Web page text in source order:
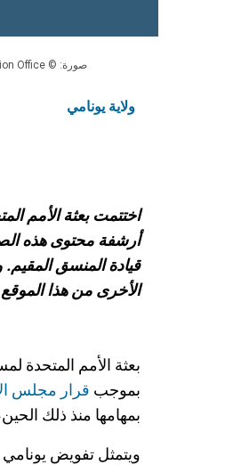
صورة: © UNAMI Public Information Office
ولاية يونامي
أرشفة محتوى هذه
قيادة المنسق
الأخرى من هذا الموقع
بموجب قرار مجلس
بمهامها منذ ذلك
ويتمثل تفويض